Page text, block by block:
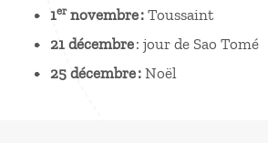
1ernovembre : Toussaint
21 décembre: jour de Sao Tomé
25 décembre : Noël